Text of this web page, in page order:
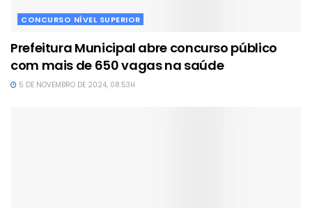
CONCURSO NÍVEL SUPERIOR
Prefeitura Municipal abre concurso público
com mais de 650 vagas na saúde
5 DE NOVEMBRO DE 2024, 08:53H